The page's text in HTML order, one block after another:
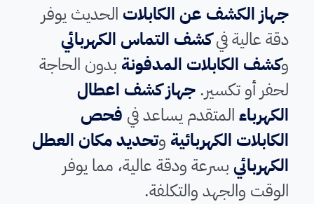
جهاز الكشف عن الكابلات الحديث يوفر
دقة عالية فيكشف التماس الكهربائي
وكشف الكابلات المدفونة بدون الحاجة
لحفر أو تكسير.جهاز كشف اعطال
الكهرباءالمتقدم يساعد في فحص
الكابلات الكهربائية وتحديد مكان العطل
الكهربائيبسرعة ودقة عالية، مما يوفر
الوقت والجهد والتكلفة.